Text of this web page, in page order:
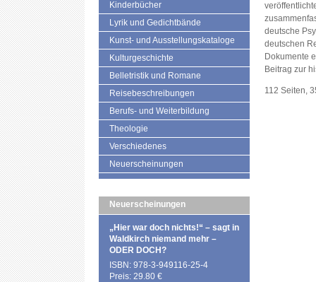
Kinderbücher
Lyrik und Gedichtbände
Kunst- und Ausstellungskataloge
Kulturgeschichte
Belletristik und Romane
Reisebeschreibungen
Berufs- und Weiterbildung
Theologie
Verschiedenes
Neuerscheinungen
Neuerscheinungen
„Hier war doch nichts!“ – sagt in
Waldkirch niemand mehr –
ODER DOCH?
ISBN: 978-3-949116-25-4
Preis: 29.80 €
deutsche
deutschen
Dokumente
Beitrag zur
112 Seiten,